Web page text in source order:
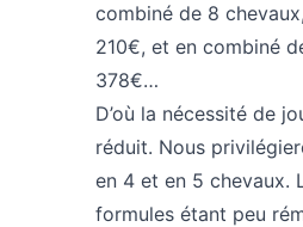
combiné de 8
210€, et en combiné
378€…
D’où la nécessité de
réduit. Nous
en 4 et en 5 chevaux.
formules étant peu